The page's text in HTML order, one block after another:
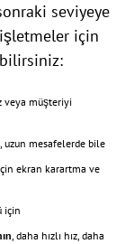
seviyeye
için
veya müşteriyi
, uzun mesafelerde bile
ekran karartma ve
için
, daha hızlı hız, daha